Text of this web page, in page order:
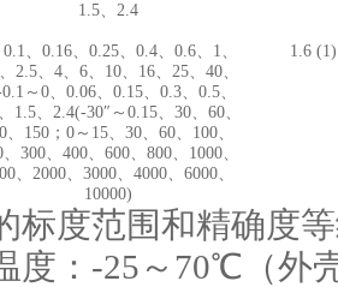
1.5、2.4
、 0.16、 0.25、 0.4、 0.6、 1、
、 2.5、 4、 6、 10、 16、 25、 40、
～ 0、 0.06、 0.15、 0.3、 0.5、
1.5、 2.4(-30″ ～ 0.15、 30、 60、
、 150 ； 0 ～ 15、 30、 60、 100、
、 300、 400、 600、 800、 1000、
、 2000、 3000、 4000、 6000、
10000)
1.6 (1)
标度范围和精确度
度：-25～70℃（外